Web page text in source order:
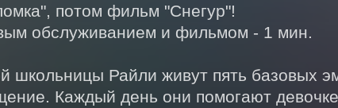
потом фильм "Снегур"!
обслуживанием и фильмом - 1 мин.
школьницы Райли живут пять базовых
Каждый день они помогают